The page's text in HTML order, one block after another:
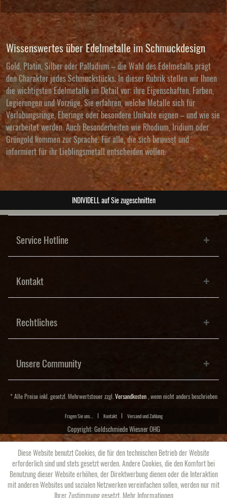
Wissenswertes über Edelmetalle im Schmuckdesign
Gold, Platin, Silber oder Palladium – die Wahl des Edelmetalls prägt
den Charakter jedes Schmuckstücks. In dieser Rubrik stellen wir Ihnen
die wichtigsten Edelmetalle im Detail vor: ihre Eigenschaften, Farben,
Legierungen und Vorzüge. Sie erfahren, welche Metalle sich für
Verlobungsringe, Eheringe oder besondere Unikate eignen – und wie sie
verarbeitet werden. Auch Besonderheiten wie Rhodium, Iridium oder
Grüngold kommen zur Sprache. Für alle, die sich bewusst und
informiert für ihr Lieblingsmetall entscheiden wollen.
ABSOLUTE Unikate
Service Hotline
Kontakt
Rechtliches
Unsere Community
* Alle Preise inkl. gesetzl. Mehrwertsteuer zzgl. Versandkosten, wenn nicht anders beschrieben
Fragen Sie uns... Kontakt Versand und Zahlung
Copyright: Goldschmiede Wiesner OHG
Diese Website benutzt Cookies, die für den technischen Betrieb der Website
erforderlich sind und stets gesetzt werden. Andere Cookies, die den Komfort bei
Benutzung dieser Website erhöhen, der Direktwerbung dienen oder die Interaktion
mit anderen Websites und sozialen Netzwerken vereinfachen sollen, werden nur mit
Ihrer Zustimmung gesetzt. Mehr Informationen